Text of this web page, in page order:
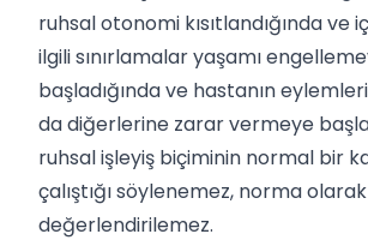
ruhsal otonomi kısıtlandığında ve
ilgili sınırlamalar yaşamı
başladığında ve hastanın
da diğerlerine zarar vermeye
ruhsal işleyiş biçiminin normal bir
çalıştığı söylenemez, norma olarak
değerlendirilemez.